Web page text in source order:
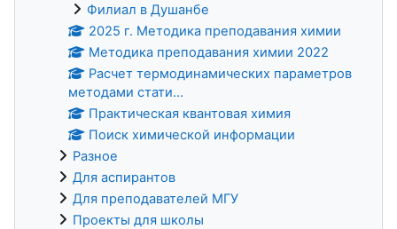
Филиал в Душанбе
2025 г. Методика преподавания химии
Методика преподавания химии 2022
Расчет термодинамических параметров
методами стати...
Практическая квантовая химия
Поиск химической информации
Разное
Для аспирантов
Для преподавателей МГУ
Проекты для школы